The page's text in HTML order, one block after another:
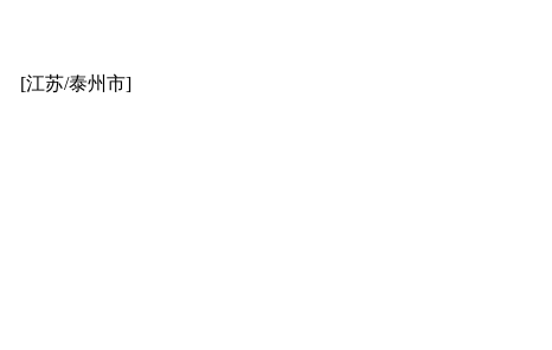
[江苏/泰州市]